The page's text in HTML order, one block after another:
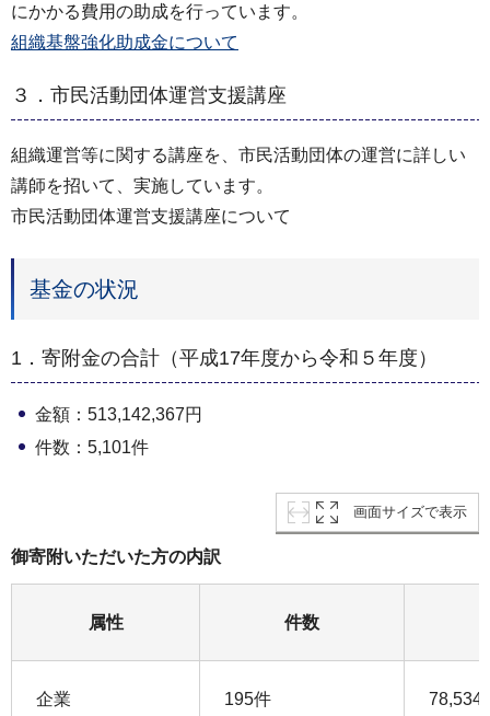
にかかる費用の助成を行っています。
組織基盤強化助成金について
３．市民活動団体運営支援講座
組織運営等に関する講座を、市民活動団体の運営に詳しい
講師を招いて、実施しています。
市民活動団体運営支援講座について
基金の状況
1．寄附金の合計（平成17年度から令和５年度）
金額：513,142,367円
件数：5,101件
画面サイズで表示
御寄附いただいた方の内訳
属性 件数
企業 195件